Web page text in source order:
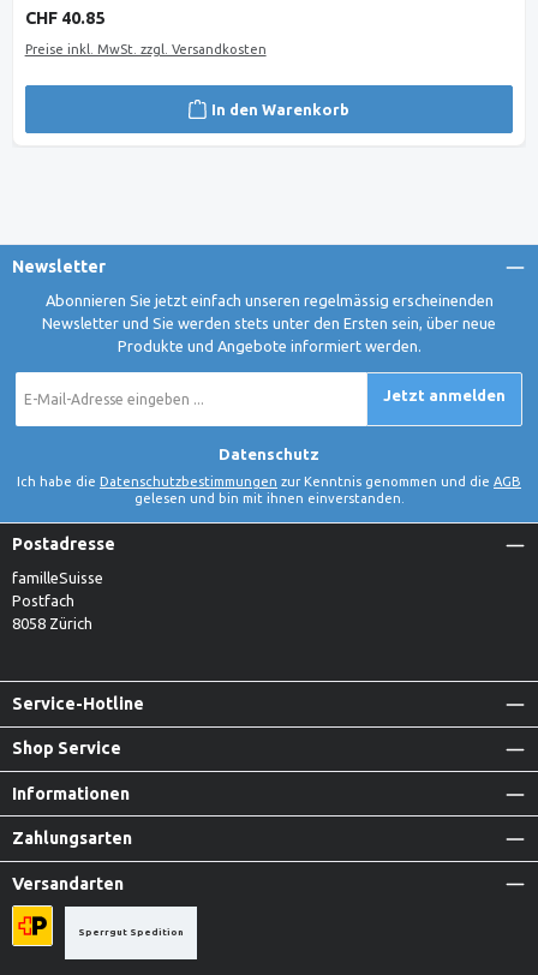
Regulärer Preis:
CHF 40.85
Preise inkl. MwSt. zzgl. Versandkosten
In den Warenkorb
Newsletter
Abonnieren Sie jetzt einfach unseren regelmässig erscheinenden
Newsletter und Sie werden stets unter den Ersten sein, über neue
Produkte und Angebote informiert werden.
Mail-
Jetzt anmelden
Datenschutz
Ich habe die Datenschutzbestimmungen zur Kenntnis genommen und die AGB
gelesen und bin mit ihnen einverstanden.
Postadresse
familleSuisse
Postfach
8058 Zürich
Service-Hotline
Shop Service
Informationen
Zahlungsarten
Versandarten
Priority A-Post
Sperrgut Spedition